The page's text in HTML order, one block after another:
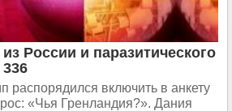
России и паразитического
распорядился включить в анкету
«Чья Гренландия?». Дания